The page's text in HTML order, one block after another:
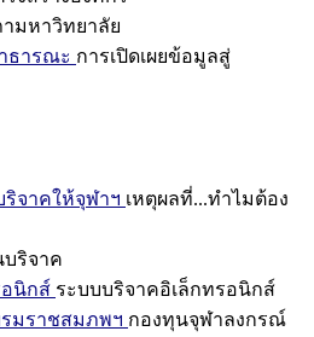
มหาวิทยาลัย
ธารณะ การเปิดเผยข้อมูลสู่
ริจาคให้จุฬาฯ เหตุผลที่...ทำไมต้อง
บริจาค
อนิกส์ ระบบบริจาคอิเล็กทรอนิกส์
มราชสมภพฯ กองทุนจุฬาลงกรณ์